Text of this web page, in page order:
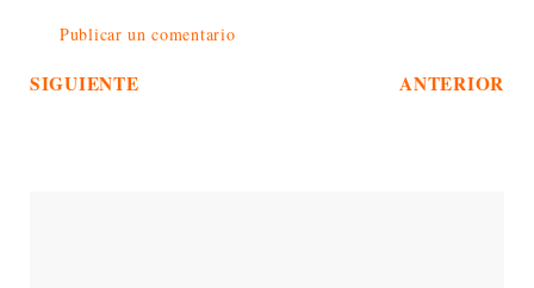
Publicar un comentario
SIGUIENTE ANTERIOR